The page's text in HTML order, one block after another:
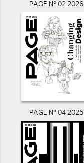
PAGE N° 02 2026
PAGE N° 04 2025